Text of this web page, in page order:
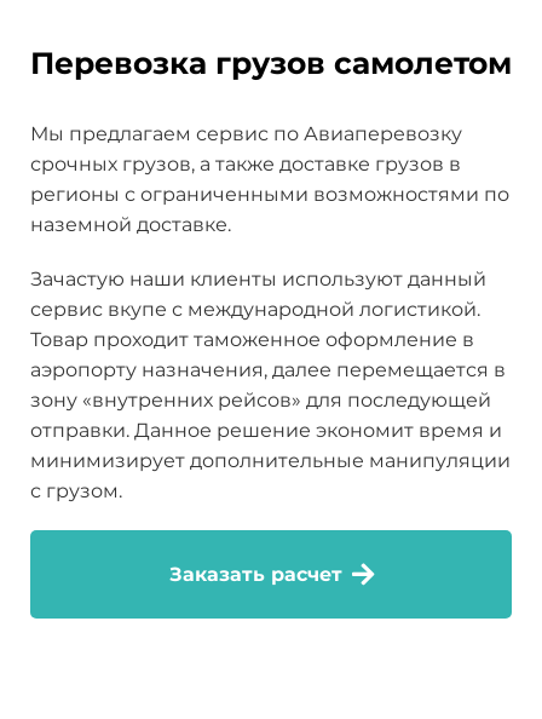
Перевозка грузов самолетом
Мы предлагаем сервис по Авиаперевозку
срочных грузов, а также доставке грузов в
регионы с ограниченными возможностями по
наземной доставке.
Зачастую наши клиенты используют данный
сервис вкупе с международной логистикой.
Товар проходит таможенное оформление в
аэропорту назначения, далее перемещается в
зону «внутренних рейсов» для последующей
отправки. Данное решение экономит время и
минимизирует дополнительные манипуляции
с грузом.
Заказать расчет